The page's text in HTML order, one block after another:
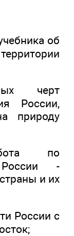
об
черт
России,
природу
по
России -
и их
России с